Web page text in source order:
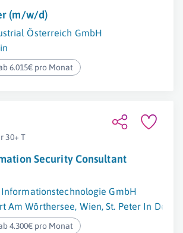
(m/w/d)
Österreich GmbH
6.015€ pro Monat
30+ T
Security Consultant
GmbH
Am Wörthersee, Wien,St. Peter In Der
4.300€ pro Monat